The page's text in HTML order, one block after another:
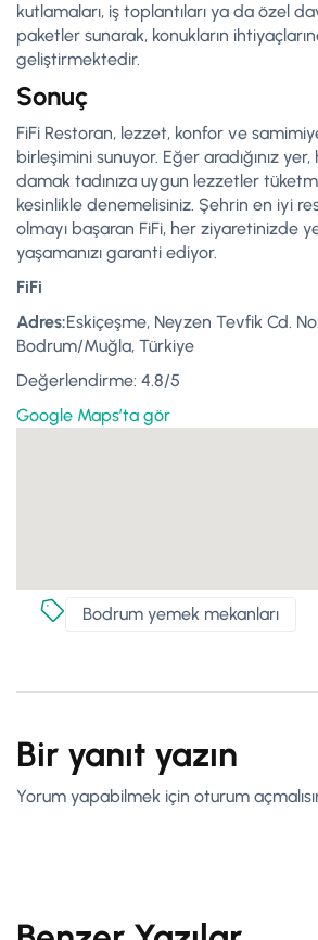
kutlamaları, iş toplantıları ya da özel
paketler sunarak, konukların
geliştirmektedir.
Sonuç
FiFi Restoran, lezzet, konfor ve
birleşimini sunuyor. Eğer aradığınız
damak tadınıza uygun lezzetler
kesinlikle denemelisiniz. Şehrin en iyi
olmayı başaran FiFi, her ziyaretinizde
yaşamanızı garanti ediyor.
FiFi
Adres:Eskiçeşme, Neyzen Tevfik Cd.
Bodrum/Muğla, Türkiye
Değerlendirme: 4.8/5
Google Maps’ta gör
Bodrum yemek mekanları
Bir yanıt yazın
Yorum yapabilmek için oturum